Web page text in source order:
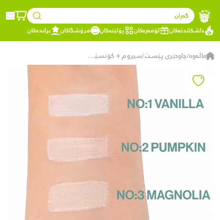
گەڕان
داشکاندنەکان
ئۆفەرەکان پۆلێنەکان فرۆشگاکان براندەکان
ماڵەوە/چاودێری پێست/ سیروم + کۆنسێلەر بۆ کێشانی ژێر چاو -03